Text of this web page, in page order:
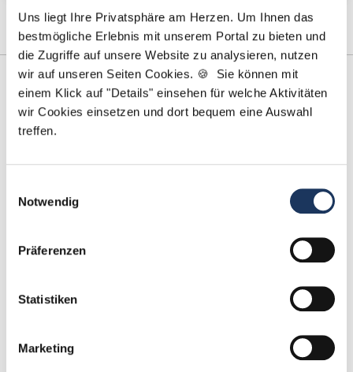
Uns liegt Ihre Privatsphäre am Herzen. Um Ihnen das
bestmögliche Erlebnis mit unserem Portal zu bieten und
die Zugriffe auf unsere Website zu analysieren, nutzen
wir auf unseren Seiten Cookies. 🍪 Sie können mit
einem Klick auf "Details" einsehen für welche Aktivitäten
wir Cookies einsetzen und dort bequem eine Auswahl
treffen.
Notwendig
Präferenzen
Statistiken
Marketing
Kevin Beck - Teamleiter
Ansprechpartner
einer Zahnarztpraxis. Sie benötigen Unterstützung
Fragen zu unseren Stellenanzeigen? Ich helfe Ihnen
gerne weiter!